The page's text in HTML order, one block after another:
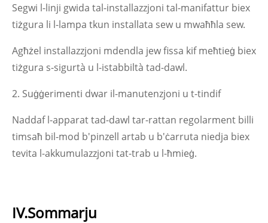
Segwi l-linji gwida tal-installazzjoni tal-manifattur biex
tiżgura li l-lampa tkun installata sew u mwaħħla sew.
Agħżel installazzjoni mdendla jew fissa kif meħtieġ biex
tiżgura s-sigurtà u l-istabbiltà tad-dawl.
2. Suġġerimenti dwar il-manutenzjoni u t-tindif
Naddaf l-apparat tad-dawl tar-rattan regolarment billi
timsaħ bil-mod b'pinzell artab u b'ċarruta niedja biex
tevita l-akkumulazzjoni tat-trab u l-ħmieġ.
IV.Sommarju